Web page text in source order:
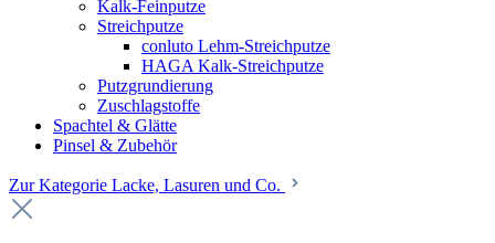
Kalk-Feinputze
Streichputze
conluto Lehm-Streichputze
HAGA Kalk-Streichputze
Putzgrundierung
Zuschlagstoffe
Spachtel & Glätte
Pinsel & Zubehör
Zur Kategorie Lacke, Lasuren und Co.